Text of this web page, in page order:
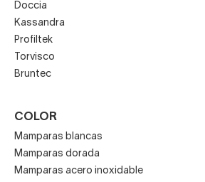
Doccia
Kassandra
Profiltek
Torvisco
Bruntec
COLOR
Mamparas blancas
Mamparas dorada
Mamparas acero inoxidable